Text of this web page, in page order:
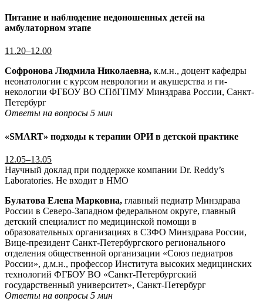
Питание и наблюдение недоношенных детей на
амбулаторном этапе
11.20–12.00
Софронова Людмила Николаевна, к.м.н., доцент кафедры
неонатологии с курсом неврологии и акушерства и ги-
некологии ФГБОУ ВО СПбГПМУ Минздрава России, Санкт-
Петербург
Ответы на вопросы 5 мин
«SMART» подходы к терапии ОРИ в детской практике
12.05–13.05
Научный доклад при поддержке компании Dr. Reddy’s
Laboratories. Не входит в НМО
Булатова Елена Марковна, главный педиатр Минздрава
России в Северо-Западном федеральном округе, главный
детский специалист по медицинской помощи в
образовательных организациях в СЗФО Минздрава России,
Вице-президент Санкт-Петербургского регионального
отделения общественной организации «Союз педиатров
России», д.м.н., профессор Института высоких медицинских
технологий ФГБОУ ВО «Санкт-Петербургский
государственный университет», Санкт-Петербург
Ответы на вопросы 5 мин